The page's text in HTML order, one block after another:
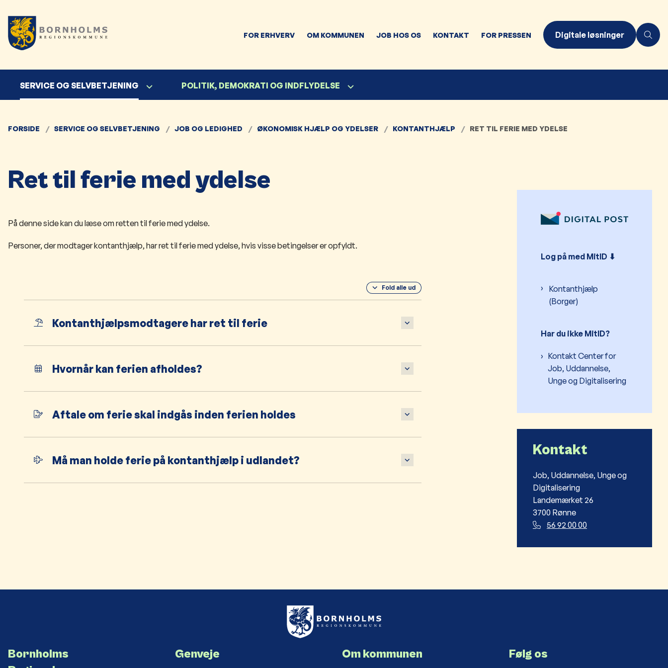
FOR ERHVERV OM KOMMUNEN JOB HOS OS KONTAKT FOR PRESSEN Digitale løsninger
SERVICE OG SELVBETJENING POLITIK, DEMOKRATI OG INDFLYDELSE
FORSIDE SERVICE OG SELVBETJENING JOB OG LEDIGHED ØKONOMISK HJÆLP OG YDELSER KONTANTHJÆLP RET TIL FERIE MED YDELSE
Ret til ferie med ydelse
På denne side kan du læse om retten til ferie med ydelse.
Personer, der modtager kontanthjælp, har ret til ferie med ydelse, hvis visse betingelser er opfyldt.
Fold alle ud
Kontanthjælpsmodtagere har ret til ferie
Hvornår kan ferien afholdes?
Aftale om ferie skal indgås inden ferien holdes
Må man holde ferie på kontanthjælp i udlandet?
Log på med MitID ⬇︎
Kontanthjælp
(Borger)
Har du ikke MitID?
Kontakt Center for
Job, Uddannelse,
Unge og Digitalisering
Kontakt
Job, Uddannelse, Unge og
Digitalisering
Landemærket 26
3700 Rønne
56 92 00 00
Bornholms
Genveje Om kommunen Følg os